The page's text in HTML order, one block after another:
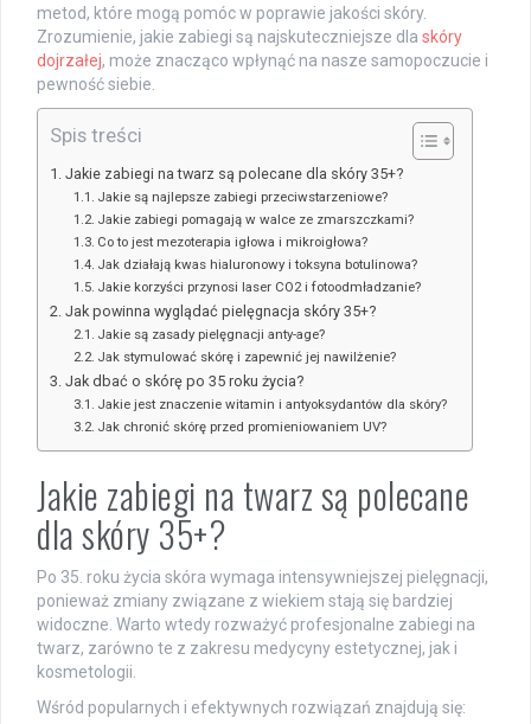
metod, które mogą pomóc w poprawie jakości skóry.
Zrozumienie, jakie zabiegi są najskuteczniejsze dla skóry
dojrzałej, może znacząco wpłynąć na nasze samopoczucie i
pewność siebie.
Spis treści
Jakie zabiegi na twarz są polecane dla skóry 35+?
Jakie są najlepsze zabiegi przeciwstarzeniowe?
Jakie zabiegi pomagają w walce ze zmarszczkami?
Co to jest mezoterapia igłowa i mikroigłowa?
Jak działają kwas hialuronowy i toksyna botulinowa?
Jakie korzyści przynosi laser CO2 i fotoodmładzanie?
Jak powinna wyglądać pielęgnacja skóry 35+?
Jakie są zasady pielęgnacji anty-age?
Jak stymulować skórę i zapewnić jej nawilżenie?
Jak dbać o skórę po 35 roku życia?
Jakie jest znaczenie witamin i antyoksydantów dla skóry?
Jak chronić skórę przed promieniowaniem UV?
Jakie zabiegi na twarz są polecane
dla skóry 35+?
Po 35. roku życia skóra wymaga intensywniejszej pielęgnacji,
ponieważ zmiany związane z wiekiem stają się bardziej
widoczne. Warto wtedy rozważyć profesjonalne zabiegi na
twarz, zarówno te z zakresu medycyny estetycznej, jak i
kosmetologii.
Wśród popularnych i efektywnych rozwiązań znajdują się: